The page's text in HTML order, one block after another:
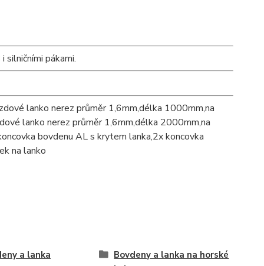
pákami.
lanko nerez průměr 1,6mm,délka 1000mm,na
lanko nerez průměr 1,6mm,délka 2000mm,na
bovdenu AL s krytem lanka,2x koncovka
na lanko
a lanka
Bovdeny a lanka na horské